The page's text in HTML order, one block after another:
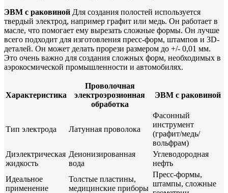
ЭВМ с раковиной Для создания полостей используется
твердый электрод, например графит или медь. Он работает в
масле, что помогает ему вырезать сложные формы. Он лучше
всего подходит для изготовления пресс-форм, штампов и 3D-
деталей. Он может делать прорези размером до +/- 0,01 мм.
Это очень важно для создания сложных форм, необходимых в
аэрокосмической промышленности и автомобилях.
Характеристика
Проволочная
электроэрозионная
обработка
ЭВМ с раковиной
Тип электрода Латунная проволока
Фасонный
инструмент
(графит/медь/
вольфрам)
Диэлектрическая
жидкость
Деионизированная
вода
Углеводородная
нефть
Идеальное
применение
Толстые пластины,
медицинские приборы
Пресс-формы,
штампы, сложные